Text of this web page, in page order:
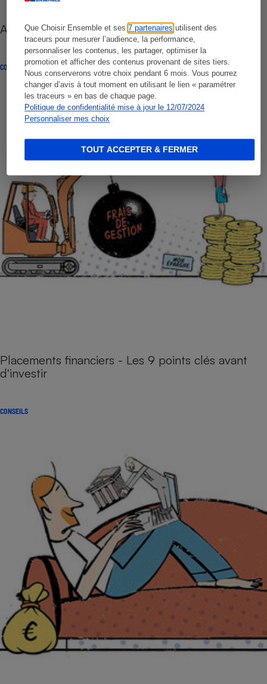
Que Choisir Ensemble et ses7 partenaires utilisent des
traceurs pour mesurer l’audience, la performance,
personnaliser les contenus, les partager, optimiser la
promotion et afficher des contenus provenant de sites tiers.
Nous conserverons votre choix pendant 6 mois. Vous pourrez
changer d’avis à tout moment en utilisant le lien « paramétrer
les traceurs » en bas de chaque page.
Politique de confidentialité mise à jour le 12/07/2024
Personnaliser mes choix
TOUT ACCEPTER & FERMER
Assurance vie - Attention aux frais cachés
CONSEILS
Placements financiers - Les 9 points clés avant
d'investir
CONSEILS